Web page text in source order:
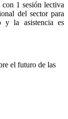
1 sesión lectiva
del sector para
y la asistencia es
el futuro de las